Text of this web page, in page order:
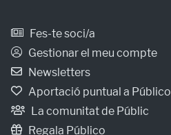
Fes-te soci/a
Gestionar el meu compte
Newsletters
Aportació puntual a Público
La comunitat de Públic
Regala Público